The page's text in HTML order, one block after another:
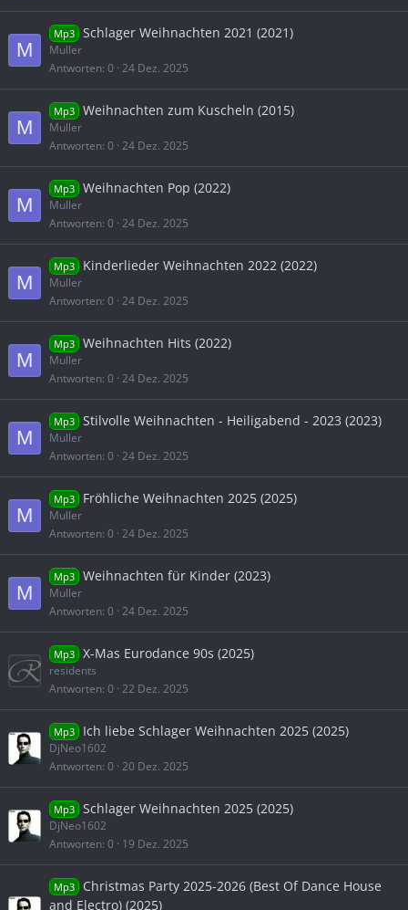
M
Mp3 Schlager Weihnachten 2021 (2021)
Muller
Antworten 0 24 Dez. 2025
M
Mp3 Weihnachten zum Kuscheln (2015)
Muller
Antworten 0 24 Dez. 2025
M
Mp3 Weihnachten Pop (2022)
Muller
Antworten 0 24 Dez. 2025
M
Mp3 Kinderlieder Weihnachten 2022 (2022)
Muller
Antworten 0 24 Dez. 2025
M
Mp3 Weihnachten Hits (2022)
Muller
Antworten 0 24 Dez. 2025
M
Mp3 Stilvolle Weihnachten - Heiligabend - 2023 (2023)
Muller
Antworten 0 24 Dez. 2025
M
Mp3 Fröhliche Weihnachten 2025 (2025)
Muller
Antworten 0 24 Dez. 2025
M
Mp3 Weihnachten für Kinder (2023)
Muller
Antworten 0 24 Dez. 2025
Mp3 X-Mas Eurodance 90s (2025)
residents
Antworten 0 22 Dez. 2025
Mp3 Ich liebe Schlager Weihnachten 2025 (2025)
DjNeo1602
Antworten 0 20 Dez. 2025
Mp3 Schlager Weihnachten 2025 (2025)
DjNeo1602
Antworten 0 19 Dez. 2025
Mp3
Christmas Party 2025-2026 (Best Of Dance House
and Electro) (2025)